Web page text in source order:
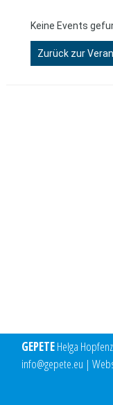
Keine Events
Zurück zur
GEPETEHelga
info@gepete.eu |